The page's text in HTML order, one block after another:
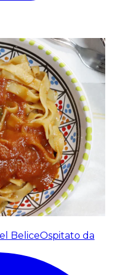
BeliceOspitato da